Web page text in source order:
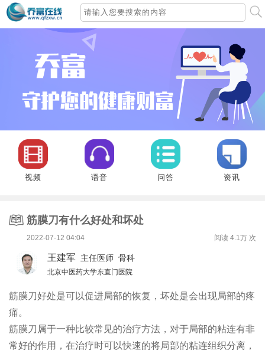
视频 语音 问答 资讯
筋膜刀有什么好处和坏处
2022-07-12 04:04 阅读 4.1万 次
王建军 主任医师 骨科
北京中医药大学东直门医院
筋膜刀好处是可以促进局部的恢复，坏处是会出现局部的疼
痛。
筋膜刀属于一种比较常见的治疗方法，对于局部的粘连有非
常好的作用，在治疗时可以快速的将局部的粘连组织分离，